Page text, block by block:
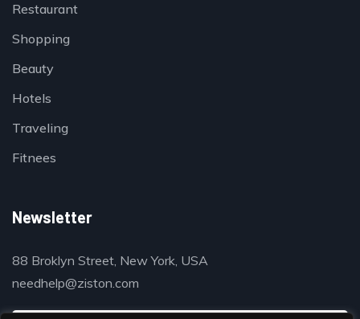
Restaurant
Shopping
Beauty
Hotels
Traveling
Fitnees
Newsletter
88 Broklyn Street, New York, USA
needhelp@ziston.com